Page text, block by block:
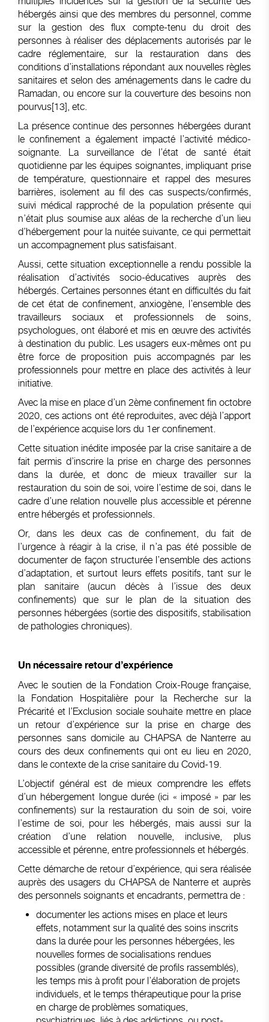
hébergés ainsi que des membres du personnel, comme
sur la gestion des flux compte-tenu du droit des
personnes à réaliser des déplacements autorisés par le
cadre réglementaire, sur la restauration dans des
conditions d’installations répondant aux nouvelles règles
sanitaires et selon des aménagements dans le cadre du
Ramadan, ou encore sur la couverture des besoins non
pourvus[13], etc.
La présence continue des personnes hébergées durant
le confinement a également impacté l’activité médico-
soignante. La surveillance de l’état de santé était
quotidienne par les équipes soignantes, impliquant prise
de température, questionnaire et rappel des mesures
barrières, isolement au fil des cas suspects/confirmés,
suivi médical rapproché de la population présente qui
n’était plus soumise aux aléas de la recherche d’un lieu
d’hébergement pour la nuitée suivante, ce qui permettait
un accompagnement plus satisfaisant.
Aussi, cette situation exceptionnelle a rendu possible la
réalisation d’activités socio-éducatives auprès des
hébergés. Certaines personnes étant en difficultés du fait
de cet état de confinement, anxiogène, l’ensemble des
travailleurs sociaux et professionnels de soins,
psychologues, ont élaboré et mis en œuvre des activités
à destination du public. Les usagers eux-mêmes ont pu
être force de proposition puis accompagnés par les
professionnels pour mettre en place des activités à leur
initiative.
Avec la mise en place d’un 2ème confinement fin octobre
2020, ces actions ont été reproduites, avec déjà l’apport
de l’expérience acquise lors du 1er confinement.
Cette situation inédite imposée par la crise sanitaire a de
fait permis d’inscrire la prise en charge des personnes
dans la durée, et donc de mieux travailler sur la
restauration du soin de soi, voire l’estime de soi, dans le
cadre d’une relation nouvelle plus accessible et pérenne
entre hébergés et professionnels.
Or, dans les deux cas de confinement, du fait de
l’urgence à réagir à la crise, il n’a pas été possible de
documenter de façon structurée l’ensemble des actions
d’adaptation, et surtout leurs effets positifs, tant sur le
plan sanitaire (aucun décès à l’issue des deux
confinements) que sur le plan de la situation des
personnes hébergées (sortie des dispositifs, stabilisation
de pathologies chroniques).
Un nécessaire retour d’expérience
Avec le soutien de la Fondation Croix-Rouge française,
la Fondation Hospitalière pour la Recherche sur la
Précarité et l’Exclusion sociale souhaite mettre en place
un retour d’expérience sur la prise en charge des
personnes sans domicile au CHAPSA de Nanterre au
cours des deux confinements qui ont eu lieu en 2020,
dans le contexte de la crise sanitaire du Covid-19.
L’objectif général est de mieux comprendre les effets
d’un hébergement longue durée (ici « imposé » par les
confinements) sur la restauration du soin de soi, voire
l’estime de soi, pour les hébergés, mais aussi sur la
création d’une relation nouvelle, inclusive, plus
accessible et pérenne, entre professionnels et hébergés.
Cette démarche de retour d’expérience, qui sera réalisée
auprès des usagers du CHAPSA de Nanterre et auprès
des personnels soignants et encadrants, permettra de :
documenter les actions mises en place et leurs
effets, notamment sur la qualité des soins inscrits
dans la durée pour les personnes hébergées, les
nouvelles formes de socialisations rendues
possibles (grande diversité de profils rassemblés),
les temps mis à profit pour l’élaboration de projets
individuels, et le temps thérapeutique pour la prise
en charge de problèmes somatiques,